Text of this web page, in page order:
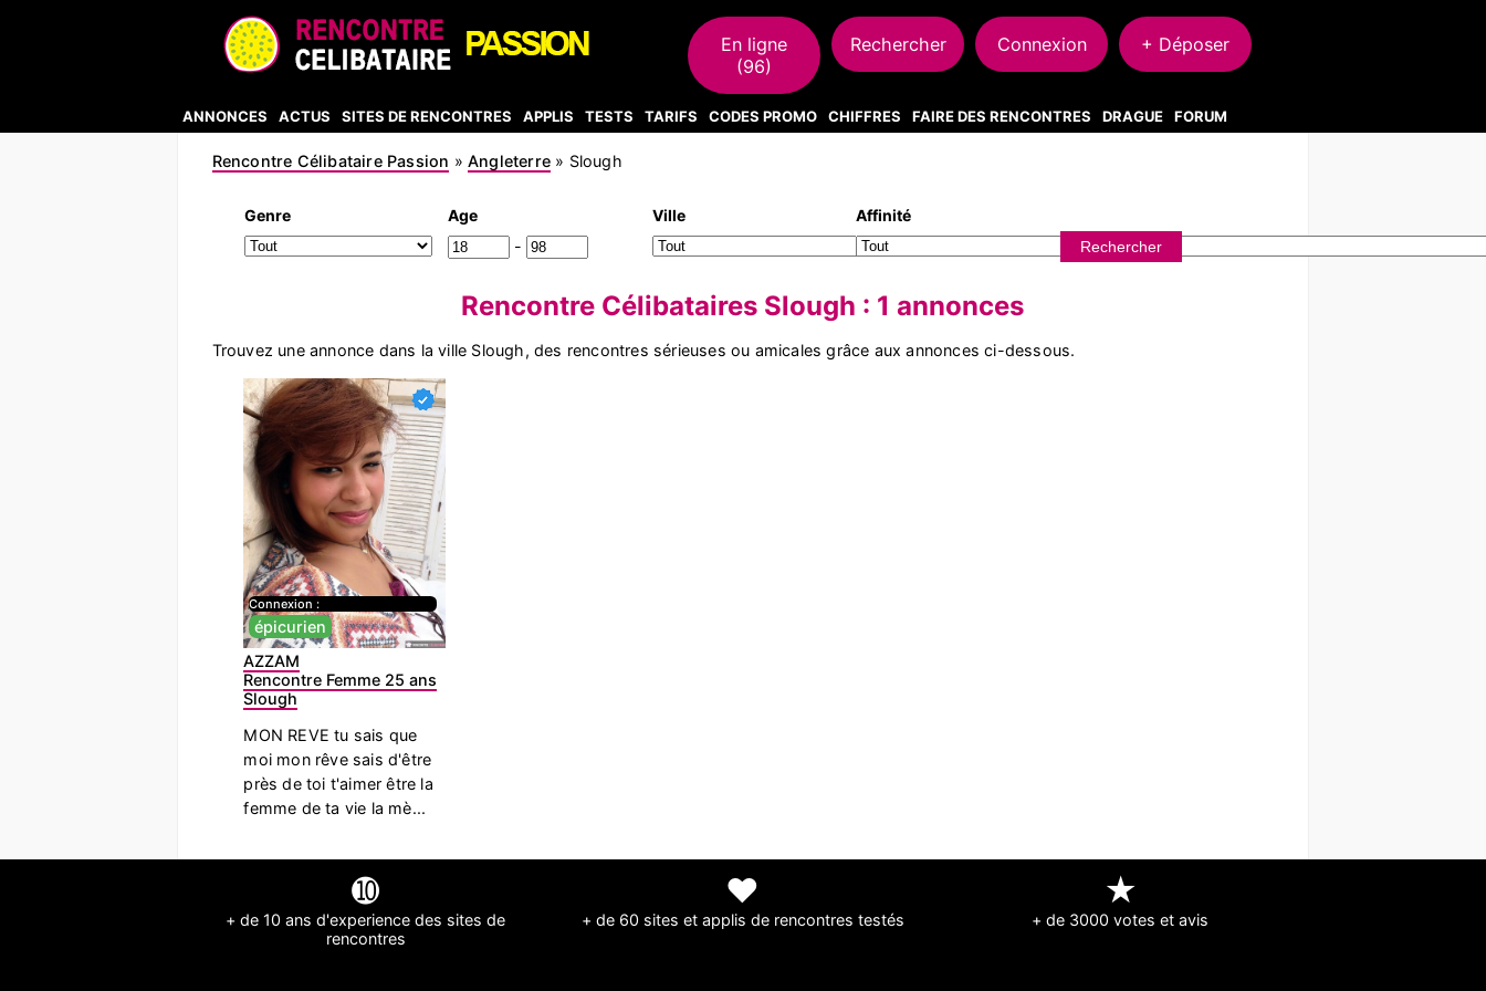
En ligne
(96)
Rechercher Connexion + Déposer
ANNONCES ACTUS SITES DE RENCONTRES APPLIS TESTS TARIFS CODES PROMO CHIFFRES FAIRE DES RENCONTRES DRAGUE FORUM
Rencontre Célibataire Passion »Angleterre » Slough
Genre
Age
-
Ville Affinité
Rencontre Célibataires Slough : 1 annonces
Trouvez une annonce dans la ville Slough, des rencontres sérieuses ou amicales grâce aux annonces ci-dessous.
Connexion :
épicurien
AZZAM
Rencontre Femme 25 ans
Slough
MON REVE tu sais que
moi mon rêve sais d'être
près de toi t'aimer être la
femme de ta vie la mè...
➓
+ de 10 ans d'experience des sites de
rencontres
❤
+ de 60 sites et applis de rencontres testés
★
+ de 3000 votes et avis